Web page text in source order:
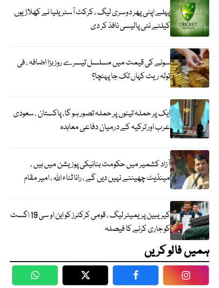
پہلے اپنی پھر دوسری لیگ ، کرکٹ آسٹریلیا نے کھلاڑیوں
کیلئے نئی پالیسی نافذ کر دی
سونے کی قیمت میں مسلسل تیسرے روز بڑا اضافہ ، فی
تولہ ریٹ کہاں تک جا پہنچا؟
ایک پر حملہ تینوں پر حملہ تصور ہو گا، پاکستان ، سعودی
عرب اور ترکیہ کے درمیان دفاعی معاہدہ
آزاد کشمیر میں حکومت بنانیکی پوزیشن میں ہیں ،
مینڈیٹ چھیننے نہیں دیں گے ، رانا ثناء اللہ ، امیر مقام
کیریبین پریمیئر لیگ ، قومی کرکٹرز کو این او سی 19 اگست
کو جاری کرنے کا فیصلہ
ہمیں فالو کریں
WhatsApp Twitter Facebook